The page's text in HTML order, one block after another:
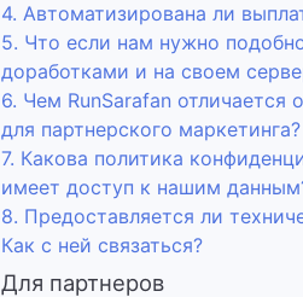
4. Автоматизирована ли
5. Что если нам нужно
доработками и на своем
6. Чем RunSarafan отличается
для партнерского маркетинга?
7. Какова политика
имеет доступ к нашим
8. Предоставляется ли
Как с ней связаться?
Для партнеров